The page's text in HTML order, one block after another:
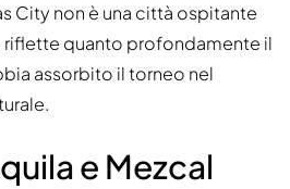
City non è una città ospitante
riflette quanto profondamente il
assorbito il torneo nel
e Mezcal